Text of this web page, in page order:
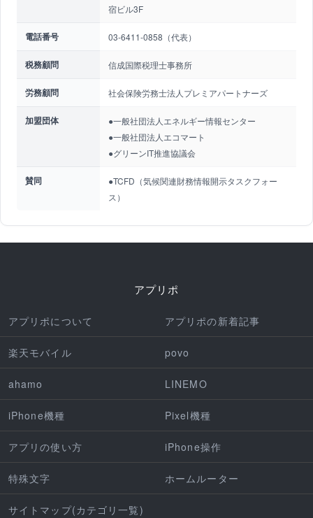
宿ビル3F
電話番号 03-6411-0858（代表）
税務顧問 信成国際税理士事務所
労務顧問 社会保険労務士法人プレミアパートナーズ
加盟団体
●一般社団法人エネルギー情報センター
●一般社団法人エコマート
●グリーンIT推進協議会
賛同
●TCFD（気候関連財務情報開示タスクフォー
ス）
アプリポ
アプリポについて アプリポの新着記事
楽天モバイル povo
ahamo LINEMO
iPhone機種 Pixel機種
アプリの使い方 iPhone操作
特殊文字 ホームルーター
サイトマップ(カテゴリ一覧)